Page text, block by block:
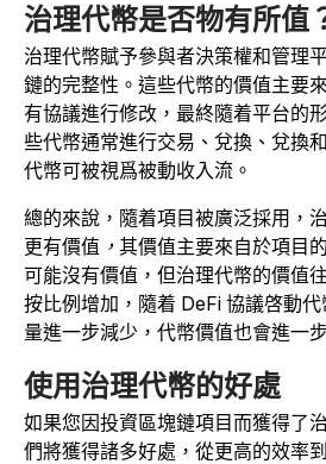
治理代幣是否物有所值
治理代幣賦予參與者決策權和管理
鏈的完整性。這些代幣的價值主要
有協議進行修改，最終隨着平台的
些代幣通常進行交易、兌換、兌換
代幣可被視爲被動收入流。
總的來說，隨着項目被廣泛採用，
更有價值 ， 其價值主要來自於項目
可能沒有價值，但治理代幣的價值
按比例增加，隨着 DeFi 協議啓動
量進一步減少，代幣價值也會進一
使用治理代幣的好處
如果您因投資區塊鏈項目而獲得了
們將獲得諸多好處，從更高的效率